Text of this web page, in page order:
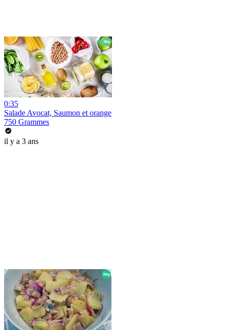
0:35
Salade Avocat, Saumon et orange
750 Grammes
il y a 3 ans